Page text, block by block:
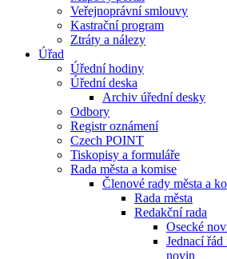
Veřejnoprávní smlouvy
Kastrační program
Ztráty a nálezy
Úřad
Úřední hodiny
Úřední deska
Archiv úřední desky
Odbory
Registr oznámení
Czech POINT
Tiskopisy a formuláře
Rada města a komise
Členové rady města a
Rada města
Redakční rada
Osecké
Jednací
novin